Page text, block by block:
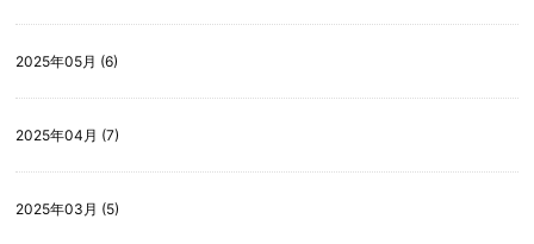
2025年05月 (6)
2025年04月 (7)
2025年03月 (5)